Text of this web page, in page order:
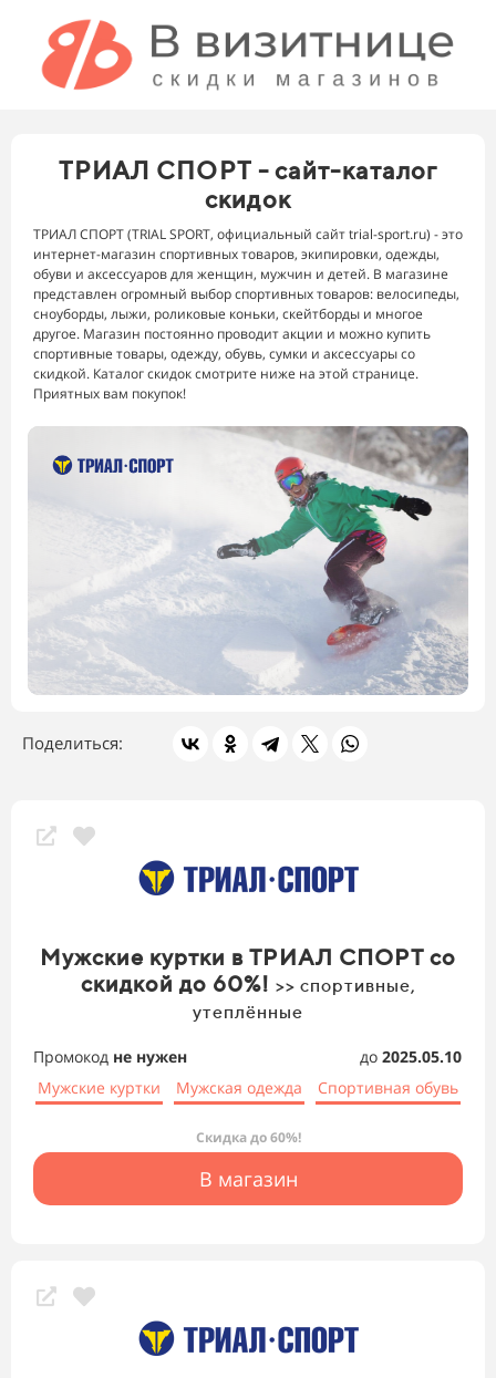
ТРИАЛ СПОРТ - сайт-каталог
скидок
ТРИАЛ СПОРТ (TRIAL SPORT, официальный сайт trial-sport.ru) - это
интернет-магазин спортивных товаров, экипировки, одежды,
обуви и аксессуаров для женщин, мужчин и детей. В магазине
представлен огромный выбор спортивных товаров: велосипеды,
сноуборды, лыжи, роликовые коньки, скейтборды и многое
другое. Магазин постоянно проводит акции и можно купить
спортивные товары, одежду, обувь, сумки и аксессуары со
скидкой. Каталог скидок смотрите ниже на этой странице.
Приятных вам покупок!
Скидки магазина
Поделиться:
Мужские куртки в ТРИАЛ СПОРТ со
скидкой до 60%! >> спортивные,
утеплённые
Промокод не нужен до 2025.05.10
Мужские куртки
Мужская одежда Спортивная обувь
Скидка до 60%!
В магазин